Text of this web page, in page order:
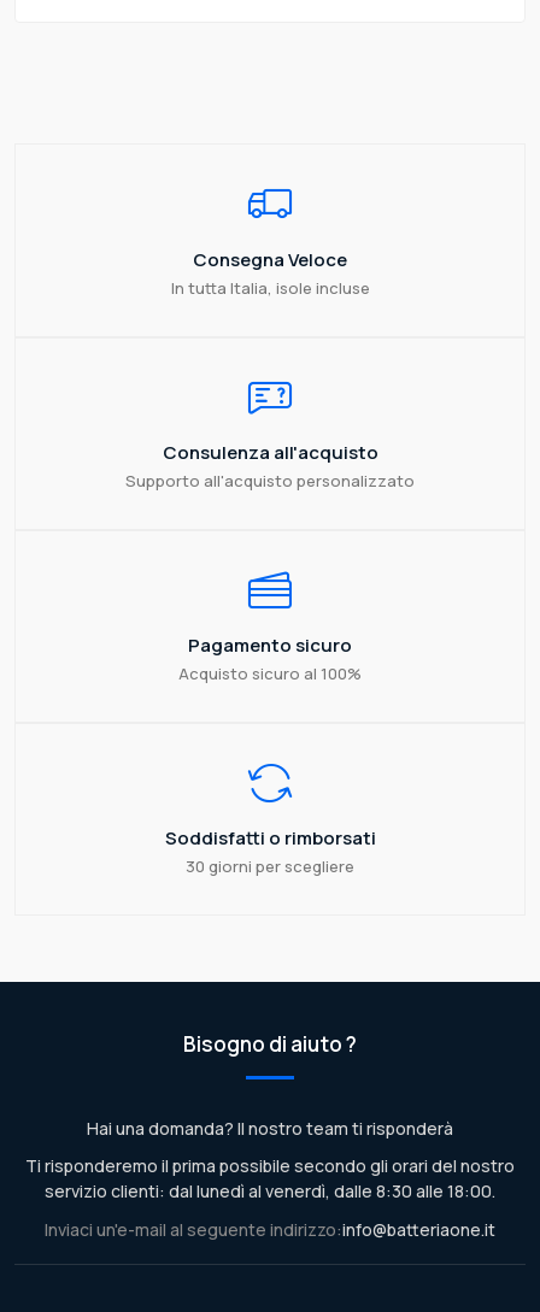
Consegna Veloce
In tutta Italia, isole incluse
Consulenza all'acquisto
Supporto all'acquisto personalizzato
Pagamento sicuro
Acquisto sicuro al 100%
Soddisfatti o rimborsati
30 giorni per scegliere
Bisogno di aiuto ?
Hai una domanda? Il nostro team ti risponderà
Ti risponderemo il prima possibile secondo gli orari del nostro
servizio clienti: dal lunedì al venerdì, dalle 8:30 alle 18:00.
Inviaci un'e-mail al seguente indirizzo:info@batteriaone.it